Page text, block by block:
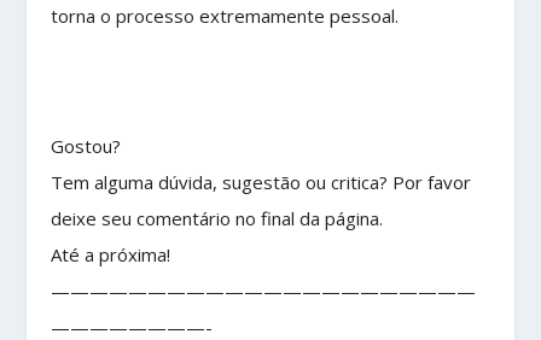
torna o processo extremamente pessoal.
Gostou?
Tem alguma dúvida, sugestão ou critica? Por favor
deixe seu comentário no final da página.
Até a próxima!
——————————————————————
————————-